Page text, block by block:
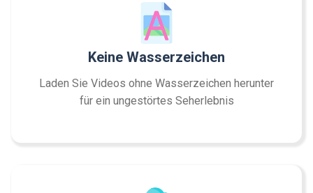
Keine Wasserzeichen
Laden Sie Videos ohne Wasserzeichen herunter
für ein ungestörtes Seherlebnis